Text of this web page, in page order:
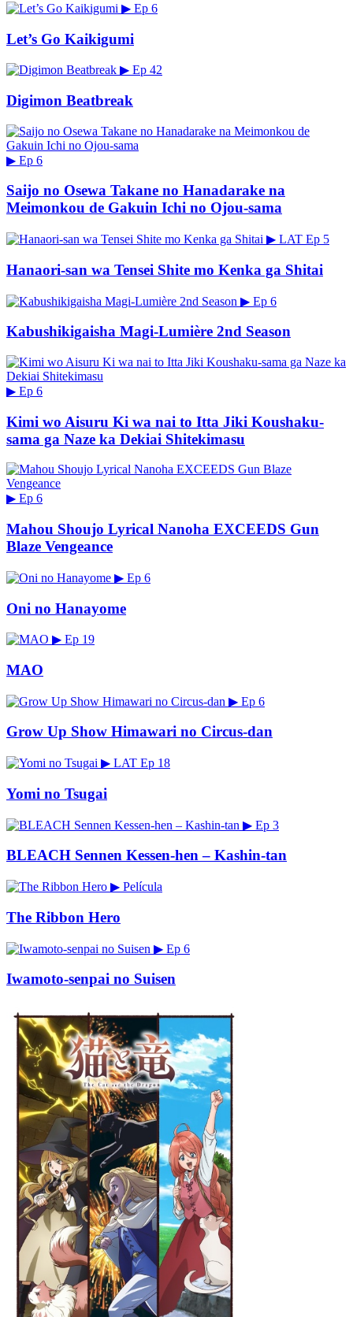
▶ Ep 6
Let’s Go Kaikigumi
▶ Ep 42
Digimon Beatbreak
▶ Ep 6
Saijo no Osewa Takane no Hanadarake na
Meimonkou de Gakuin Ichi no Ojou-sama
▶ LAT Ep 5
Hanaori-san wa Tensei Shite mo Kenka ga Shitai
▶ Ep 6
Kabushikigaisha Magi-Lumière 2nd Season
▶ Ep 6
Kimi wo Aisuru Ki wa nai to Itta Jiki Koushaku-
sama ga Naze ka Dekiai Shitekimasu
▶ Ep 6
Mahou Shoujo Lyrical Nanoha EXCEEDS Gun
Blaze Vengeance
▶ Ep 6
Oni no Hanayome
▶ Ep 19
MAO
▶ Ep 6
Grow Up Show Himawari no Circus-dan
▶ LAT Ep 18
Yomi no Tsugai
▶ Ep 3
BLEACH Sennen Kessen-hen – Kashin-tan
▶ Película
The Ribbon Hero
▶ Ep 6
Iwamoto-senpai no Suisen